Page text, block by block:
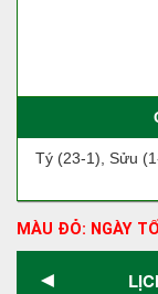
Tý (23-1), Sửu
MÀU ĐỎ: NGÀY
◄